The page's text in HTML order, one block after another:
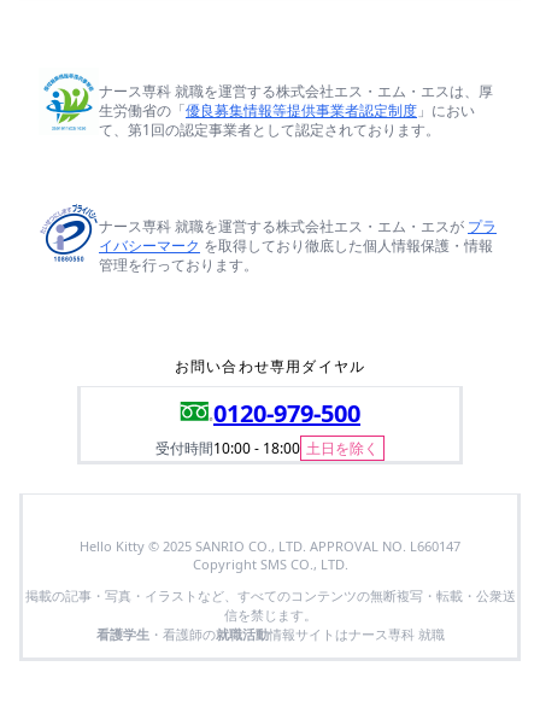
ナース専科 就職を運営する株式会社エス・エム・エスは、厚
生労働省の「優良募集情報等提供事業者認定制度 」におい
て、第1回の認定事業者として認定されております。
ナース専科 就職を運営する株式会社エス・エム・エスが プラ
イバシーマーク を取得しており徹底した個人情報保護・情報
管理を行っております。
お問い合わせ専用ダイヤル
0120-979-500
受付時間10:00 - 18:00 土日を除く
Hello Kitty © 2025 SANRIO CO., LTD. APPROVAL NO. L660147
Copyright SMS CO., LTD.
掲載の記事・写真・イラストなど、すべてのコンテンツの無断複写・転載・公衆送
信を禁じます。
看護学生・看護師の就職活動情報サイトはナース専科 就職